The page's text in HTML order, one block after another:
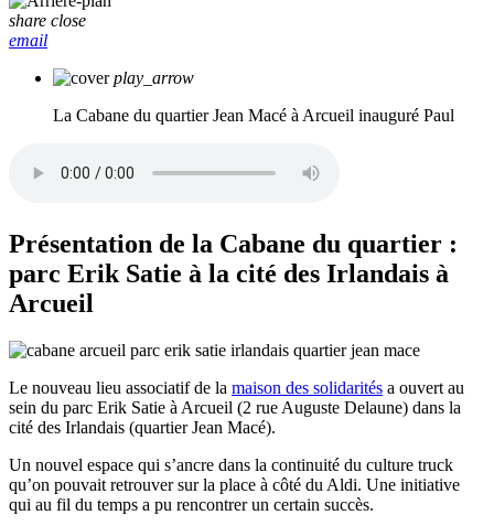
share close
email
play_arrow
La Cabane du quartier Jean Macé à Arcueil inauguré Paul
Présentation de la Cabane du quartier :
parc Erik Satie à la cité des Irlandais à
Arcueil
Le nouveau lieu associatif de la maison des solidarités a ouvert au
sein du parc Erik Satie à Arcueil (2 rue Auguste Delaune) dans la
cité des Irlandais (quartier Jean Macé).
Un nouvel espace qui s’ancre dans la continuité du culture truck
qu’on pouvait retrouver sur la place à côté du Aldi. Une initiative
qui au fil du temps a pu rencontrer un certain succès.